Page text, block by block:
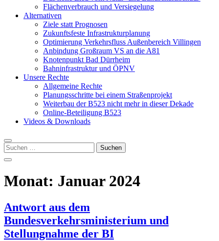
Flächenverbrauch und Versiegelung
Alternativen
Ziele statt Prognosen
Zukunftsfeste Infrastrukturplanung
Optimierung Verkehrsfluss Außenbereich Villingen
Anbindung Großraum VS an die A81
Knotenpunkt Bad Dürrheim
Bahninfrastruktur und ÖPNV
Unsere Rechte
Allgemeine Rechte
Planungsschritte bei einem Straßenprojekt
Weiterbau der B523 nicht mehr in dieser Dekade
Online-Beteiligung B523
Videos & Downloads
Suchen
nach:
Monat: Januar 2024
Antwort aus dem
Bundesverkehrsministerium und
Stellungnahme der BI